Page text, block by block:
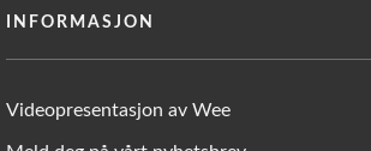
INFORMASJON
Videopresentasjon av Wee